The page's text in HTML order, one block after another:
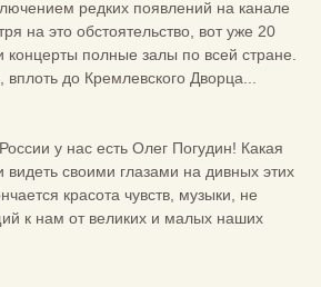
редких появлений на канале
на это обстоятельство, вот уже 20
концерты полные залы по всей стране.
до Кремлевского Дворца...
у нас есть Олег Погудин! Какая
видеть своими глазами на дивных этих
красота чувств, музыки, не
к нам от великих и малых наших